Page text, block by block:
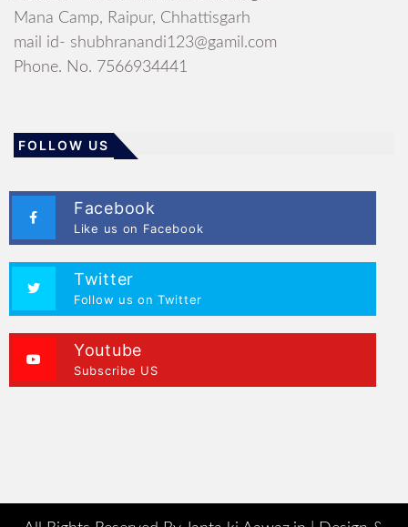
Mana Camp, Raipur, Chhattisgarh
mail id- shubhranandi123@gamil.com
Phone. No. 7566934441
FOLLOW US
Facebook
Like us on Facebook
Twitter
Follow us on Twitter
Youtube
Subscribe US